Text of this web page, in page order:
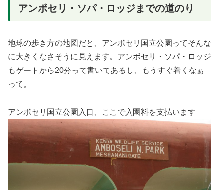
アンボセリ・ソパ・ロッジまでの道のり
地球の歩き方の地図だと、アンボセリ国立公園ってそんな
に大きくなさそうに見えます。アンボセリ・ソパ・ロッジ
もゲートから20分って書いてあるし、もうすぐ着くなぁ
って。
アンボセリ国立公園入口、ここで入園料を支払います